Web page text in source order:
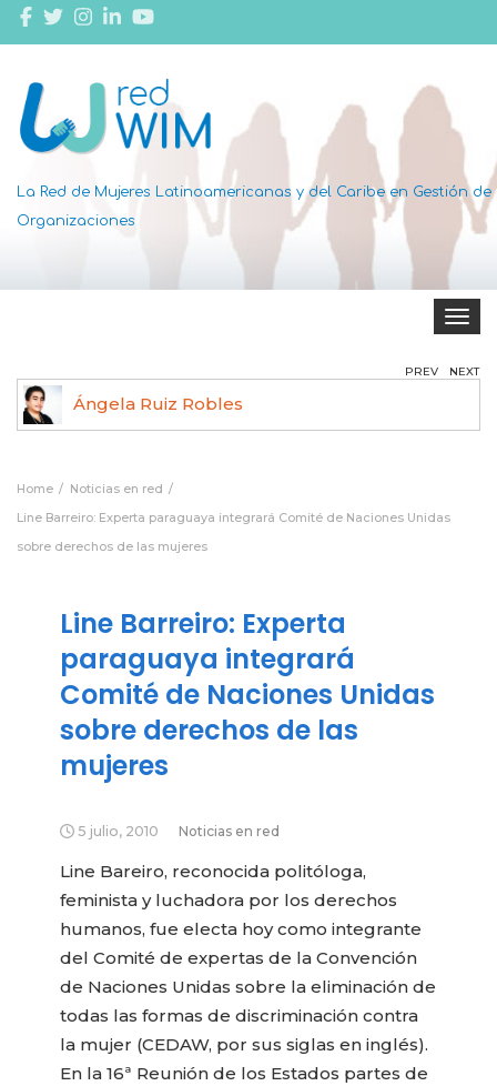
La Red de Mujeres Latinoamericanas y del Caribe en Gestión de
Organizaciones
Toggle
Ángela Ruiz Robles
PREV NEXT
Home
Noticias en red
Line Barreiro: Experta paraguaya integrará Comité de Naciones Unidas
sobre derechos de las mujeres
Line Barreiro: Experta
paraguaya integrará
Comité de Naciones Unidas
sobre derechos de las
mujeres
5 julio, 2010 Noticias en red
Line Bareiro, reconocida politóloga,
feminista y luchadora por los derechos
humanos, fue electa hoy como integrante
del Comité de expertas de la Convención
de Naciones Unidas sobre la eliminación de
todas las formas de discriminación contra
la mujer (CEDAW, por sus siglas en inglés).
En la 16ª Reunión de los Estados partes de